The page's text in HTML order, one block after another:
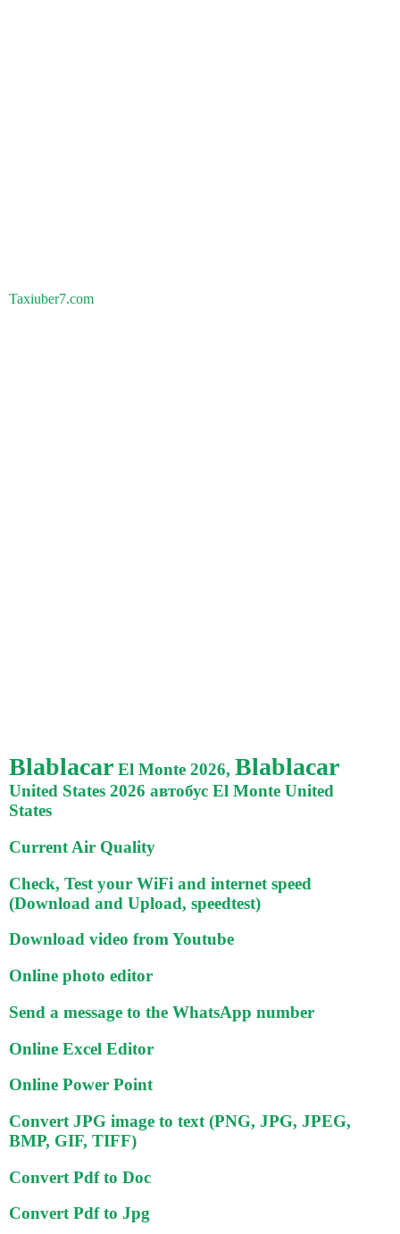
Taxiuber7.com
Blablacar El Monte 2026, Blablacar
United States 2026 автобус El Monte United
States
Current Air Quality
Check, Test your WiFi and internet speed
(Download and Upload, speedtest)
Download video from Youtube
Online photo editor
Send a message to the WhatsApp number
Online Excel Editor
Online Power Point
Convert JPG image to text (PNG, JPG, JPEG,
BMP, GIF, TIFF)
Convert Pdf to Doc
Convert Pdf to Jpg